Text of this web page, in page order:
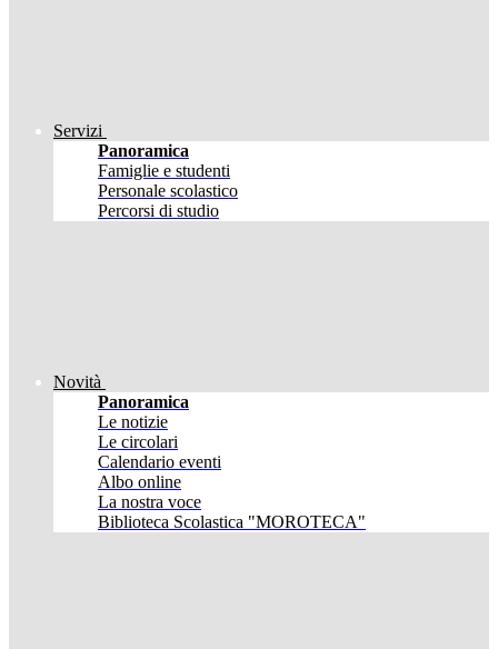
Servizi
Panoramica
Famiglie e studenti
Personale scolastico
Percorsi di studio
Novità
Panoramica
Le notizie
Le circolari
Calendario eventi
Albo online
La nostra voce
Biblioteca Scolastica "MOROTECA"